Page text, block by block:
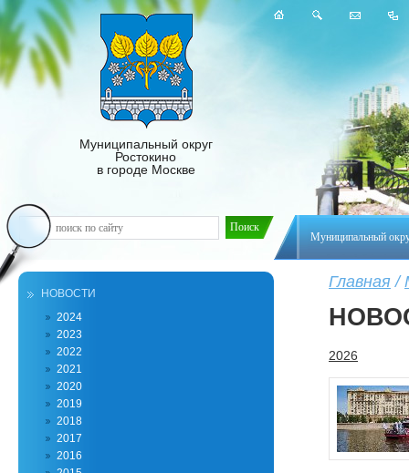
Муниципальный
Муниципальный округ
Ростокино
в городе Москве
Главная /
2026
НОВОСТИ
2024
2023
2022
2021
2020
2019
2018
2017
2016